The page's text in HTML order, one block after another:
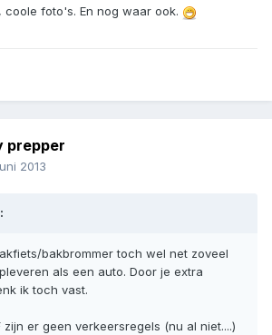
coole foto's. En nog waar ook.
prepper
2013
bakbrommer toch wel net zoveel
als een auto. Door je extra
ik toch vast.
zijn er geen verkeersregels (nu al niet....)